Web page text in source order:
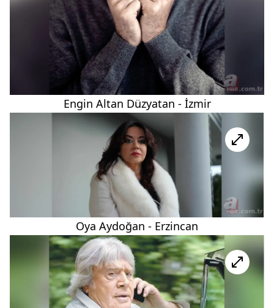
Engin Altan Düzyatan - İzmir
Oya Aydoğan - Erzincan